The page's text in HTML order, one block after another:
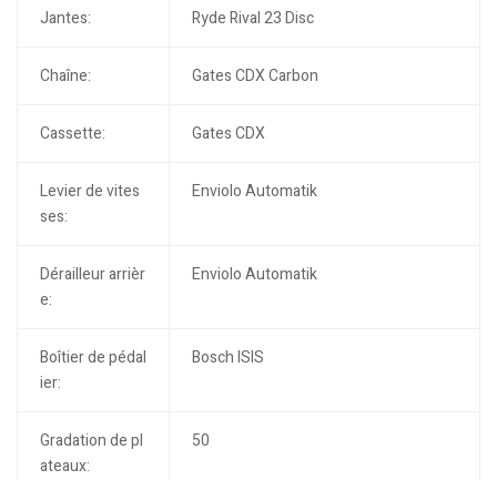
Jantes: Ryde Rival 23 Disc
Chaîne: Gates CDX Carbon
Cassette: Gates CDX
Levier de vites
ses:
Enviolo Automatik
Dérailleur arrièr
e:
Enviolo Automatik
Boîtier de pédal
ier:
Bosch ISIS
Gradation de pl
ateaux:
50